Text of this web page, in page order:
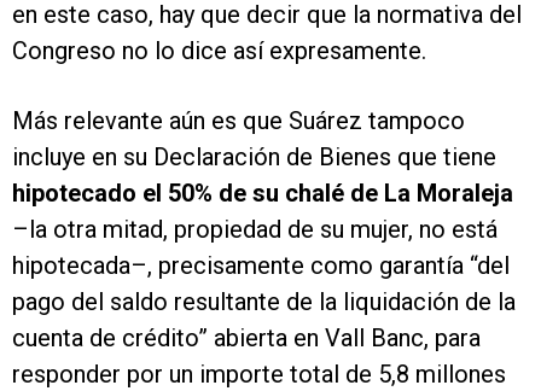
en este caso, hay que decir que la normativa del
Congreso no lo dice así expresamente.
Más relevante aún es que Suárez tampoco
incluye en su Declaración de Bienes que tiene
hipotecado el 50% de su chalé de La Moraleja
–la otra mitad, propiedad de su mujer, no está
hipotecada–, precisamente como garantía “del
pago del saldo resultante de la liquidación de la
cuenta de crédito” abierta en Vall Banc, para
responder por un importe total de 5,8 millones